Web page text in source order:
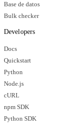
Base de datos
Bulk checker
Developers
Docs
Quickstart
Python
Node.js
cURL
npm SDK
Python SDK